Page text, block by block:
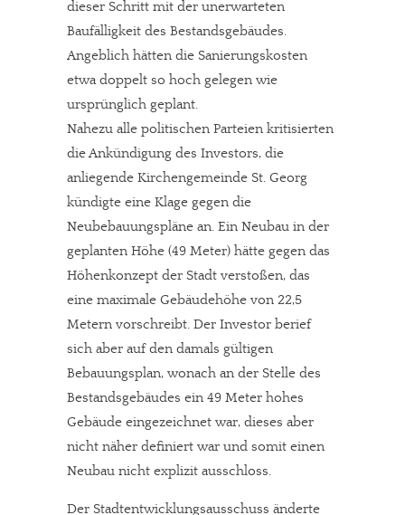
dieser Schritt mit der unerwarteten
Baufälligkeit des Bestandsgebäudes.
Angeblich hätten die Sanierungskosten
etwa doppelt so hoch gelegen wie
ursprünglich geplant.
Nahezu alle politischen Parteien kritisierten
die Ankündigung des Investors, die
anliegende Kirchengemeinde St. Georg
kündigte eine Klage gegen die
Neubebauungspläne an. Ein Neubau in der
geplanten Höhe (49 Meter) hätte gegen das
Höhenkonzept der Stadt verstoßen, das
eine maximale Gebäudehöhe von 22,5
Metern vorschreibt. Der Investor berief
sich aber auf den damals gültigen
Bebauungsplan, wonach an der Stelle des
Bestandsgebäudes ein 49 Meter hohes
Gebäude eingezeichnet war, dieses aber
nicht näher definiert war und somit einen
Neubau nicht explizit ausschloss.
Der Stadtentwicklungsausschuss änderte